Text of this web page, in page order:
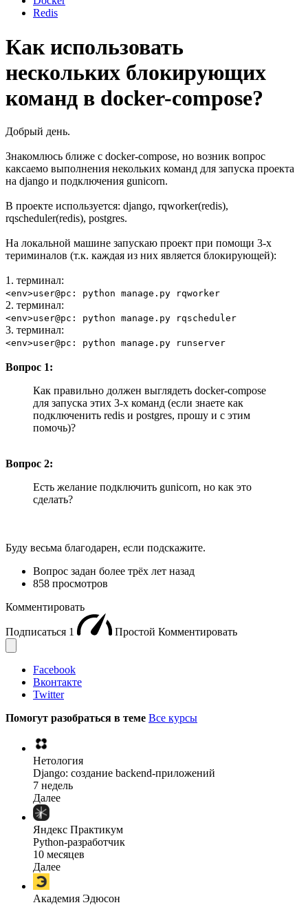
Redis
Как использовать
нескольких блокирующих
команд в docker-compose?
Добрый день.
Знакомлюсь ближе с docker-compose, но возник вопрос
каксаемо выполнения некольких команд для запуска проекта
на django и подключения gunicorn.
В проекте используется: django, rqworker(redis),
rqscheduler(redis), postgres.
На локальной машине запускаю проект при помощи 3-х
териминалов (т.к. каждая из них является блокирующей):
1. терминал:
<env>user@pc: python manage.py rqworker
2. терминал:
<env>user@pc: python manage.py rqscheduler
3. терминал:
<env>user@pc: python manage.py runserver
Вопрос 1:
Как правильно должен выглядеть docker-compose
для запуска этих 3-х команд (если знаете как
подключенить redis и postgres, прошу и с этим
помочь)?
Вопрос 2:
Есть желание подключить gunicorn, но как это
сделать?
Буду весьма благодарен, если подскажите.
Вопрос задан более трёх лет назад
858 просмотров
Комментировать
Подписаться 1 Простой Комментировать
Facebook
Вконтакте
Twitter
Помогут разобраться в теме Все курсы
Нетология
Django: создание backend-приложений
7 недель
Далее
Яндекс Практикум
Python-разработчик
10 месяцев
Далее
Академия Эдюсон